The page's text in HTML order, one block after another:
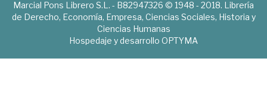
Marcial Pons Librero S.L. - B82947326 © 1948 - 2018. Librería
de Derecho, Economía, Empresa, Ciencias Sociales, Historia y
Ciencias Humanas
Hospedaje y desarrollo OPTYMA